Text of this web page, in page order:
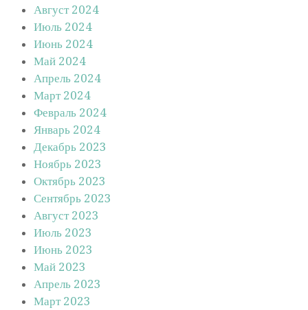
Август 2024
Июль 2024
Июнь 2024
Май 2024
Апрель 2024
Март 2024
Февраль 2024
Январь 2024
Декабрь 2023
Ноябрь 2023
Октябрь 2023
Сентябрь 2023
Август 2023
Июль 2023
Июнь 2023
Май 2023
Апрель 2023
Март 2023